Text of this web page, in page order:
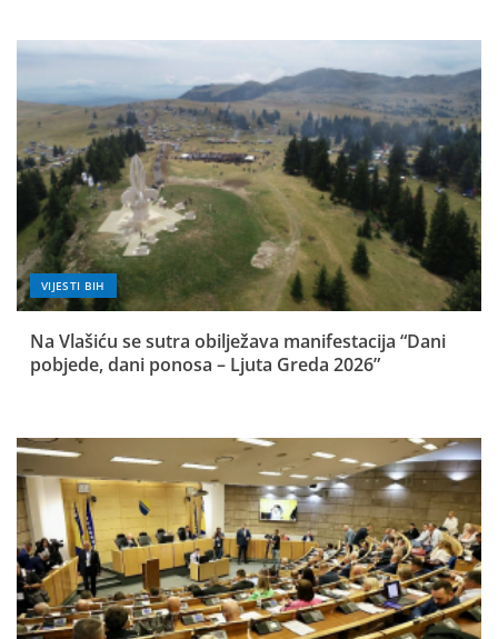
VIJESTI BIH
Na Vlašiću se sutra obilježava manifestacija “Dani
pobjede, dani ponosa – Ljuta Greda 2026”